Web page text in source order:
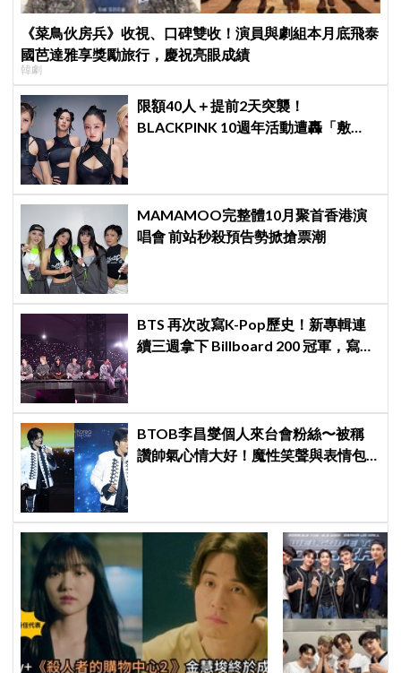
《菜鳥伙房兵》收視、口碑雙收！演員與劇組本月底飛泰
國芭達雅享獎勵旅行，慶祝亮眼成績
韓劇
限額40人＋提前2天突襲！
BLACKPINK 10週年活動遭轟「敷
MAMAMOO完整體10月聚首香港演
唱會 前站秒殺預告勢掀搶票潮
BTS 再次改寫K-Pop歷史！新專輯連
續三週拿下 Billboard 200 冠軍，寫下
BTOB李昌燮個人來台會粉絲〜被稱
讚帥氣心情大好！魔性笑聲與表情包